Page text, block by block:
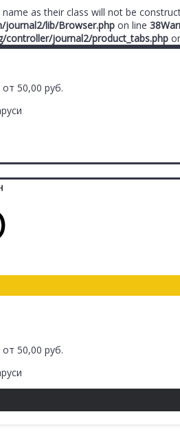
as their class will not be
journal2/lib/Browser.php on line 38
journal2/product_tabs.php
50,00 руб.
50,00 руб.